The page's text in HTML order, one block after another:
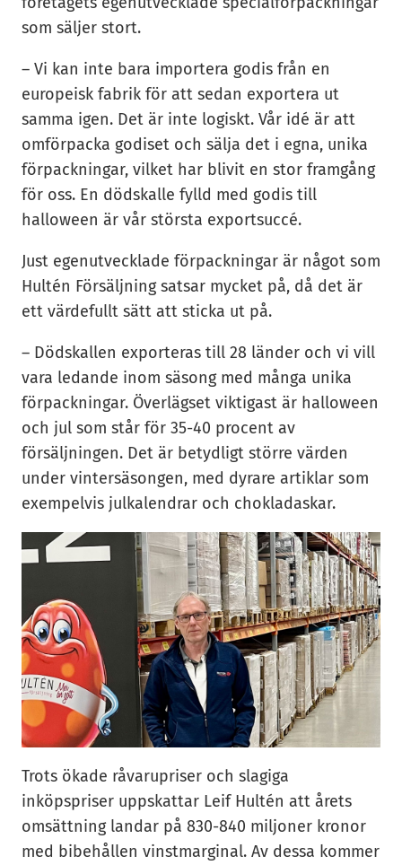
som säljer stort.
– Vi kan inte bara importera godis från en
europeisk fabrik för att sedan exportera ut
samma igen. Det är inte logiskt. Vår idé är att
omförpacka godiset och sälja det i egna, unika
förpackningar, vilket har blivit en stor framgång
för oss. En dödskalle fylld med godis till
halloween är vår största exportsuccé.
Just egenutvecklade förpackningar är något som
Hultén Försäljning satsar mycket på, då det är
ett värdefullt sätt att sticka ut på.
– Dödskallen exporteras till 28 länder och vi vill
vara ledande inom säsong med många unika
förpackningar. Överlägset viktigast är halloween
och jul som står för 35-40 procent av
försäljningen. Det är betydligt större värden
under vintersäsongen, med dyrare artiklar som
exempelvis julkalendrar och chokladaskar.
Trots ökade råvarupriser och slagiga
inköpspriser uppskattar Leif Hultén att årets
omsättning landar på 830-840 miljoner kronor
med bibehållen vinstmarginal. Av dessa kommer